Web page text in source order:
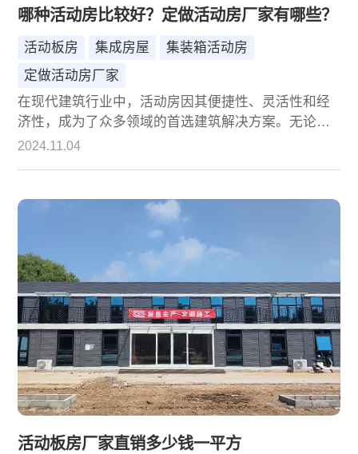
哪种活动房比较好？定做活动房厂家有哪些？
活动板房 集成房屋
集装箱活动房
定做活动房厂家
在现代建筑行业中，活动房因其便捷性、灵活性和经
济性，成为了众多领域的首选建筑解决方案。无论是
建筑工地上的临时宿舍、办公室，还是商业展览、体
做厂家，消费者往往难以抉择。本文将深入探讨哪种
活动房比较好，并介绍一些知名的定做活动房厂家，
帮助消费者做出明智的选择。
2024.11.04
活动板房厂家直销多少钱一平方